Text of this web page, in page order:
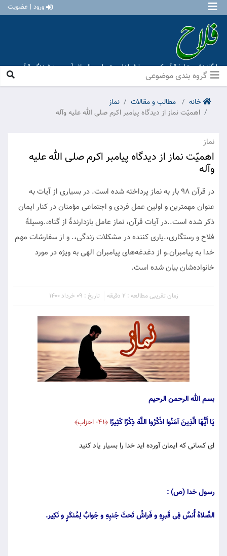
ورود | عضویت
پایگاه نشر و تبلیغ قرآن کریم و معارف اهل بیت علیهم السلام [ موسسه فرهنگی قرآن و
عترت منهاج عشق آباد ]
خانه مطالب و مقالات
نماز
اهمیّت نماز از دیدگاه پیامبر اکرم صلی الله علیه وآله
نماز
اهمیّت نماز از دیدگاه پیامبر اکرم صلی الله علیه
وآله
در قرآن ۹۸ بار به نماز پرداخته شده است. در بسیاری از آیات به
عنوان مهمترین و اولین عمل فردی و اجتماعی مؤمنان در کنار ایمان
ذکر شده است..در آیات قرآن، نماز عامل بازدارندۀ از گناه،.وسیلۀ
فلاح و رستگاری،.یاری کننده در مشکلات زندگی،. و از سفارشات مهم
خدا به پیامبران.و از دغدغه‌های پیامبران الهی به ویژه در مورد
خانواده‌شان بیان شده است.
زمان تقریبی مطالعه : 2 دقیقه تاریخ : 09 خرداد 1400
بسم الله الرحمن الرحیم
يَا أَيُّهَا الَّذِينَ آمَنُوا اذْكُرُوا اللَّهَ ذِكْرًا كَثِيرًا ﴿۴۱- احزاب﴾
اى كسانى كه ايمان آورده‏ ايد خدا را بسیار ياد كنيد
رسول خدا (ص) :
الصَّلاهُ أُنسٌ فِی قَبرِهِ و فَراشٌ تَحتَ جَنبِهِ و جَوابٌ لِمُنکَرٍ و نَکِیر.